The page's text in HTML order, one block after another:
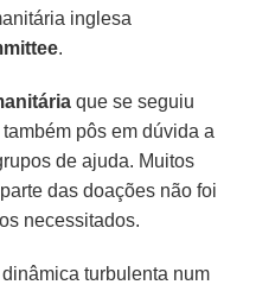
inglesa
.
que se seguiu
pôs em dúvida a
de ajuda. Muitos
das doações não foi
necessitados.
turbulenta num